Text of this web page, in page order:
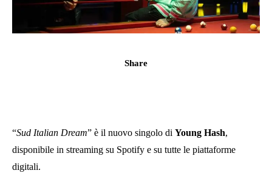
Share
“Sud Italian Dream” è il nuovo singolo di Young Hash,
disponibile in streaming su Spotify e su tutte le piattaforme
digitali.